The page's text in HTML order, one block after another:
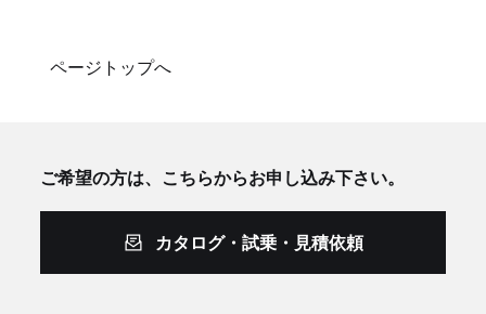
ページトップへ
ご希望の方は、こちらからお申し込み下さい。
カタログ・試乗・見積依頼